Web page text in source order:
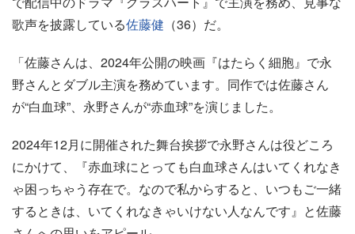
歌声を披露している佐藤健 （36）だ。
「佐藤さんは、2024年公開の映画『はたらく細胞』で永
野さんとダブル主演を務めています。同作では佐藤さん
が“白血球”、永野さんが“赤血球”を演じました。
2024年12月に開催された舞台挨拶で永野さんは役どころ
にかけて、『赤血球にとっても白血球さんはいてくれなき
ゃ困っちゃう存在で。なので私からすると、いつもご一緒
するときは、いてくれなきゃいけない人なんです』と佐藤